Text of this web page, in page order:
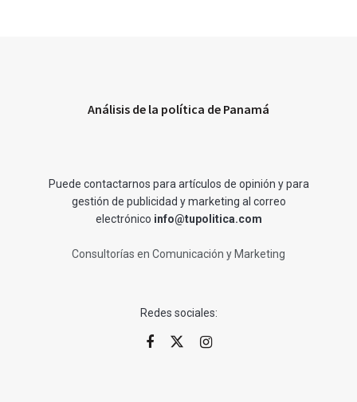
Análisis de la política de Panamá
Puede contactarnos para artículos de opinión y para
gestión de publicidad y marketing al correo
electrónico info@tupolitica.com
Consultorías en Comunicación y Marketing
Redes sociales: